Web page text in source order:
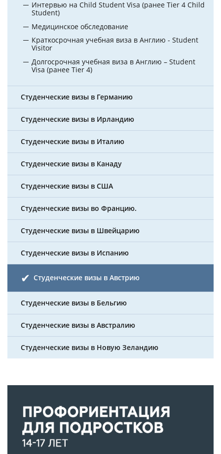
Интервью на Child Student Visa (ранее Tier 4 Child
Student)
Медицинское обследование
Краткосрочная учебная виза в Англию - Student
Visitor
Долгосрочная учебная виза в Англию – Student
Visa (ранее Tier 4)
Студенческие визы в Германию
Студенческие визы в Ирландию
Студенческие визы в Италию
Студенческие визы в Канаду
Студенческие визы в США
Студенческие визы во Францию.
Студенческие визы в Швейцарию
Студенческие визы в Испанию
Студенческие визы в Австрию
Студенческие визы в Бельгию
Студенческие визы в Австралию
Студенческие визы в Новую Зеландию